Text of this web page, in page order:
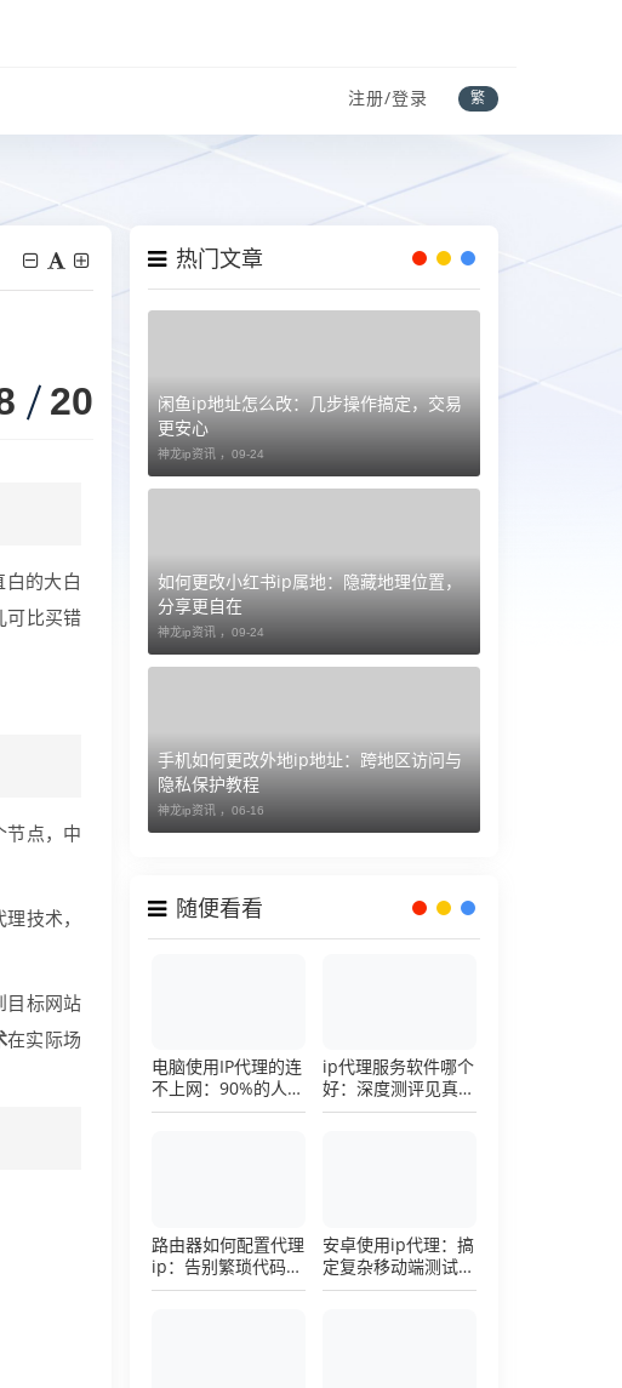
注册/登录 繁
20
白的大白
可比买错
节点，中
技术，
目标网站
在实际场
热门文章
闲鱼ip地址怎么改：几步操作搞定，交易
更安心
神龙ip资讯 ， 09-24
如何更改小红书ip属地：隐藏地理位置，
分享更自在
神龙ip资讯 ， 09-24
手机如何更改外地ip地址：跨地区访问与
隐私保护教程
神龙ip资讯 ， 06-16
随便看看
电脑使用IP代理的连
不上网：90%的人踩
过这个坑，一招修复
ip代理服务软件哪个
好：深度测评见真
章，帮你把钱花在刀
路由器如何配置代理
ip：告别繁琐代码，
详解底层配置逻辑
安卓使用ip代理：搞
定复杂移动端测试环
境的超详细配置手册